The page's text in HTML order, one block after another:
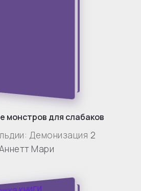
монстров для слабаков
Демонизация 2
Мари